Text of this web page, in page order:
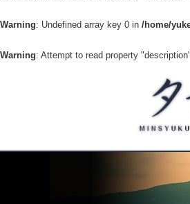
Warning: Undefined array key 0 in /home/
Warning: Attempt to read property